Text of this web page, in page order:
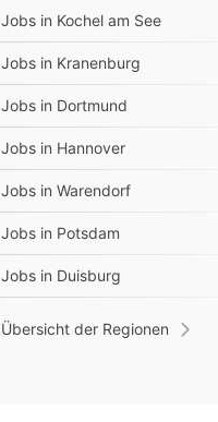
Jobs in Kochel am See
Jobs in Kranenburg
Jobs in Dortmund
Jobs in Hannover
Jobs in Warendorf
Jobs in Potsdam
Jobs in Duisburg
Übersicht der Regionen